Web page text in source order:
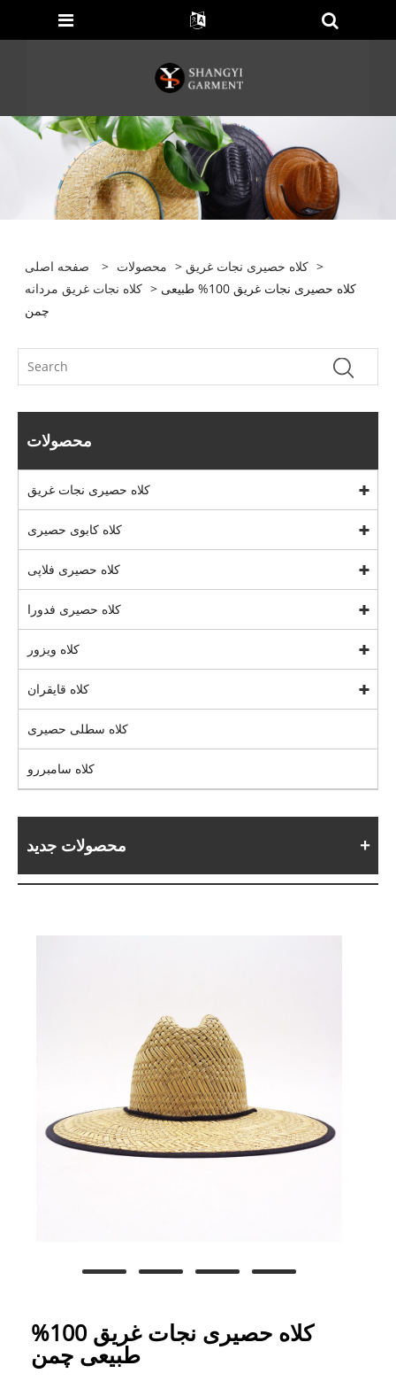
صفحه اصلی > محصولات > کلاه حصیری نجات غریق >
کلاه نجات غریق مردانه > کلاه حصیری نجات غریق 100% طبیعی
چمن
محصولات
کلاه حصیری نجات غریق
کلاه کابوی حصیری
کلاه حصیری فلاپی
کلاه حصیری فدورا
کلاه ویزور
کلاه قایقران
کلاه سطلی حصیری
کلاه سامبررو
محصولات جدید
کلاه حصیری نجات غریق 100%
طبیعی چمن